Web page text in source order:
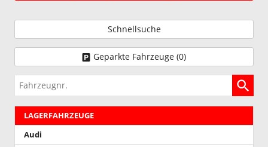
Schnellsuche
Geparkte Fahrzeuge (0)
Fahrzeugnr.
LAGERFAHRZEUGE
Audi